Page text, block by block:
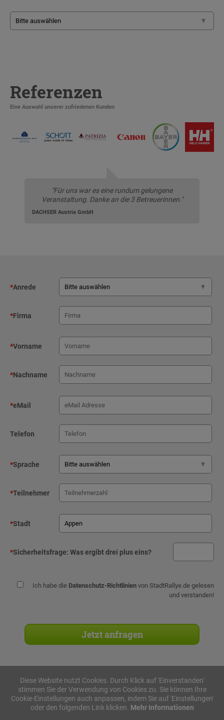
Referenzen
Eine Auswahl unserer zufriedenen Kunden
"Für uns war es eine rundum gelungene
Veranstaltung. Danke an die 3 Betreuerinnen."
DACHSER Austria GmbH
*Anrede
*Firma
*Vorname
*Nachname
*eMail
Telefon
*Sprache
*Teilnehmer
*Stadt
*Sicherheitsfrage: Was ergibt drei plus eins?
Ich habe die Datenschutz-Richtlinien von StadtRallye.de gelesen
und verstanden!
Stadtrallyes
iPad Rallye
Diese Website nutzt Cookies. Durch Klick auf 'Einverstanden'
stimmen Sie der Verwendung von Cookies zu. Sie können Ihre
Cookie-Einstellungen auch anpassen, indem Sie auf 'Einstellungen'
oder den folgenden Link klicken. Mehr Informationen